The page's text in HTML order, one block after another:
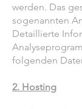
werden. Das
sogenannten
Detaillierte
folgenden
2. Hosting